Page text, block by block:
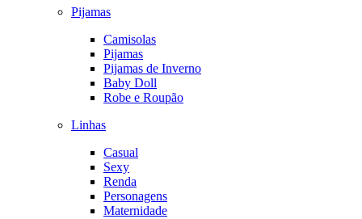
Pijamas
Camisolas
Pijamas
Pijamas de Inverno
Baby Doll
Robe e Roupão
Linhas
Casual
Sexy
Renda
Personagens
Maternidade